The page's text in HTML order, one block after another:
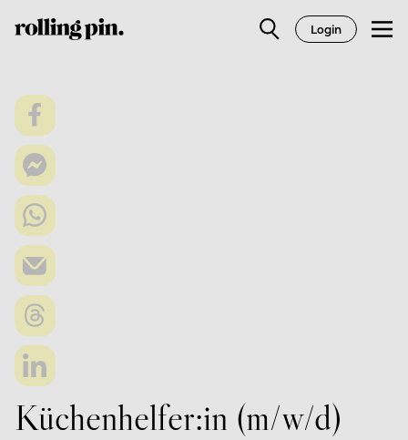
Login
Küchenhelfer:in (m/w/d)